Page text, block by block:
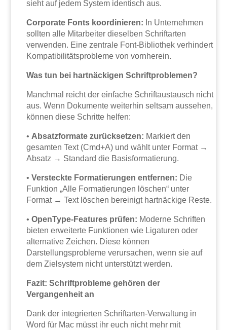
sieht auf jedem System identisch aus.
Corporate Fonts koordinieren: In Unternehmen
sollten alle Mitarbeiter dieselben Schriftarten
verwenden. Eine zentrale Font-Bibliothek verhindert
Kompatibilitätsprobleme von vornherein.
Was tun bei hartnäckigen Schriftproblemen?
Manchmal reicht der einfache Schriftaustausch nicht
aus. Wenn Dokumente weiterhin seltsam aussehen,
können diese Schritte helfen:
• Absatzformate zurücksetzen: Markiert den
gesamten Text (Cmd+A) und wählt unter Format →
Absatz → Standard die Basisformatierung.
•Versteckte Formatierungen entfernen: Die
Funktion „Alle Formatierungen löschen“ unter
Format → Text löschen bereinigt hartnäckige Reste.
•OpenType-Features prüfen: Moderne Schriften
bieten erweiterte Funktionen wie Ligaturen oder
alternative Zeichen. Diese können
Darstellungsprobleme verursachen, wenn sie auf
dem Zielsystem nicht unterstützt werden.
Fazit: Schriftprobleme gehören der
Vergangenheit an
Dank der integrierten Schriftarten-Verwaltung in
Word für Mac müsst ihr euch nicht mehr mit